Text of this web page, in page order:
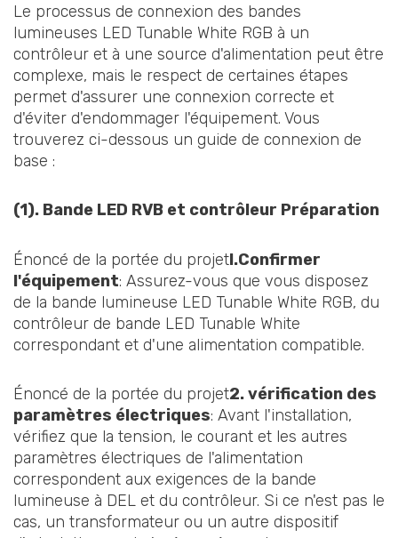
Le processus de connexion des bandes
lumineuses LED Tunable White RGB à un
contrôleur et à une source d'alimentation peut être
complexe, mais le respect de certaines étapes
permet d'assurer une connexion correcte et
d'éviter d'endommager l'équipement. Vous
trouverez ci-dessous un guide de connexion de
base :
(1). Bande LED RVB et contrôleur Préparation
Énoncé de la portée du projetI.Confirmer
l'équipement: Assurez-vous que vous disposez
de la bande lumineuse LED Tunable White RGB, du
contrôleur de bande LED Tunable White
correspondant et d'une alimentation compatible.
Énoncé de la portée du projet2. vérification des
paramètres électriques: Avant l'installation,
vérifiez que la tension, le courant et les autres
paramètres électriques de l'alimentation
correspondent aux exigences de la bande
lumineuse à DEL et du contrôleur. Si ce n'est pas le
cas, un transformateur ou un autre dispositif